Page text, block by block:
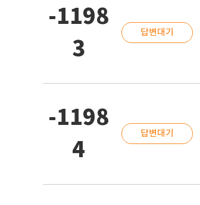
-1198
3
답변대기
-1198
4
답변대기